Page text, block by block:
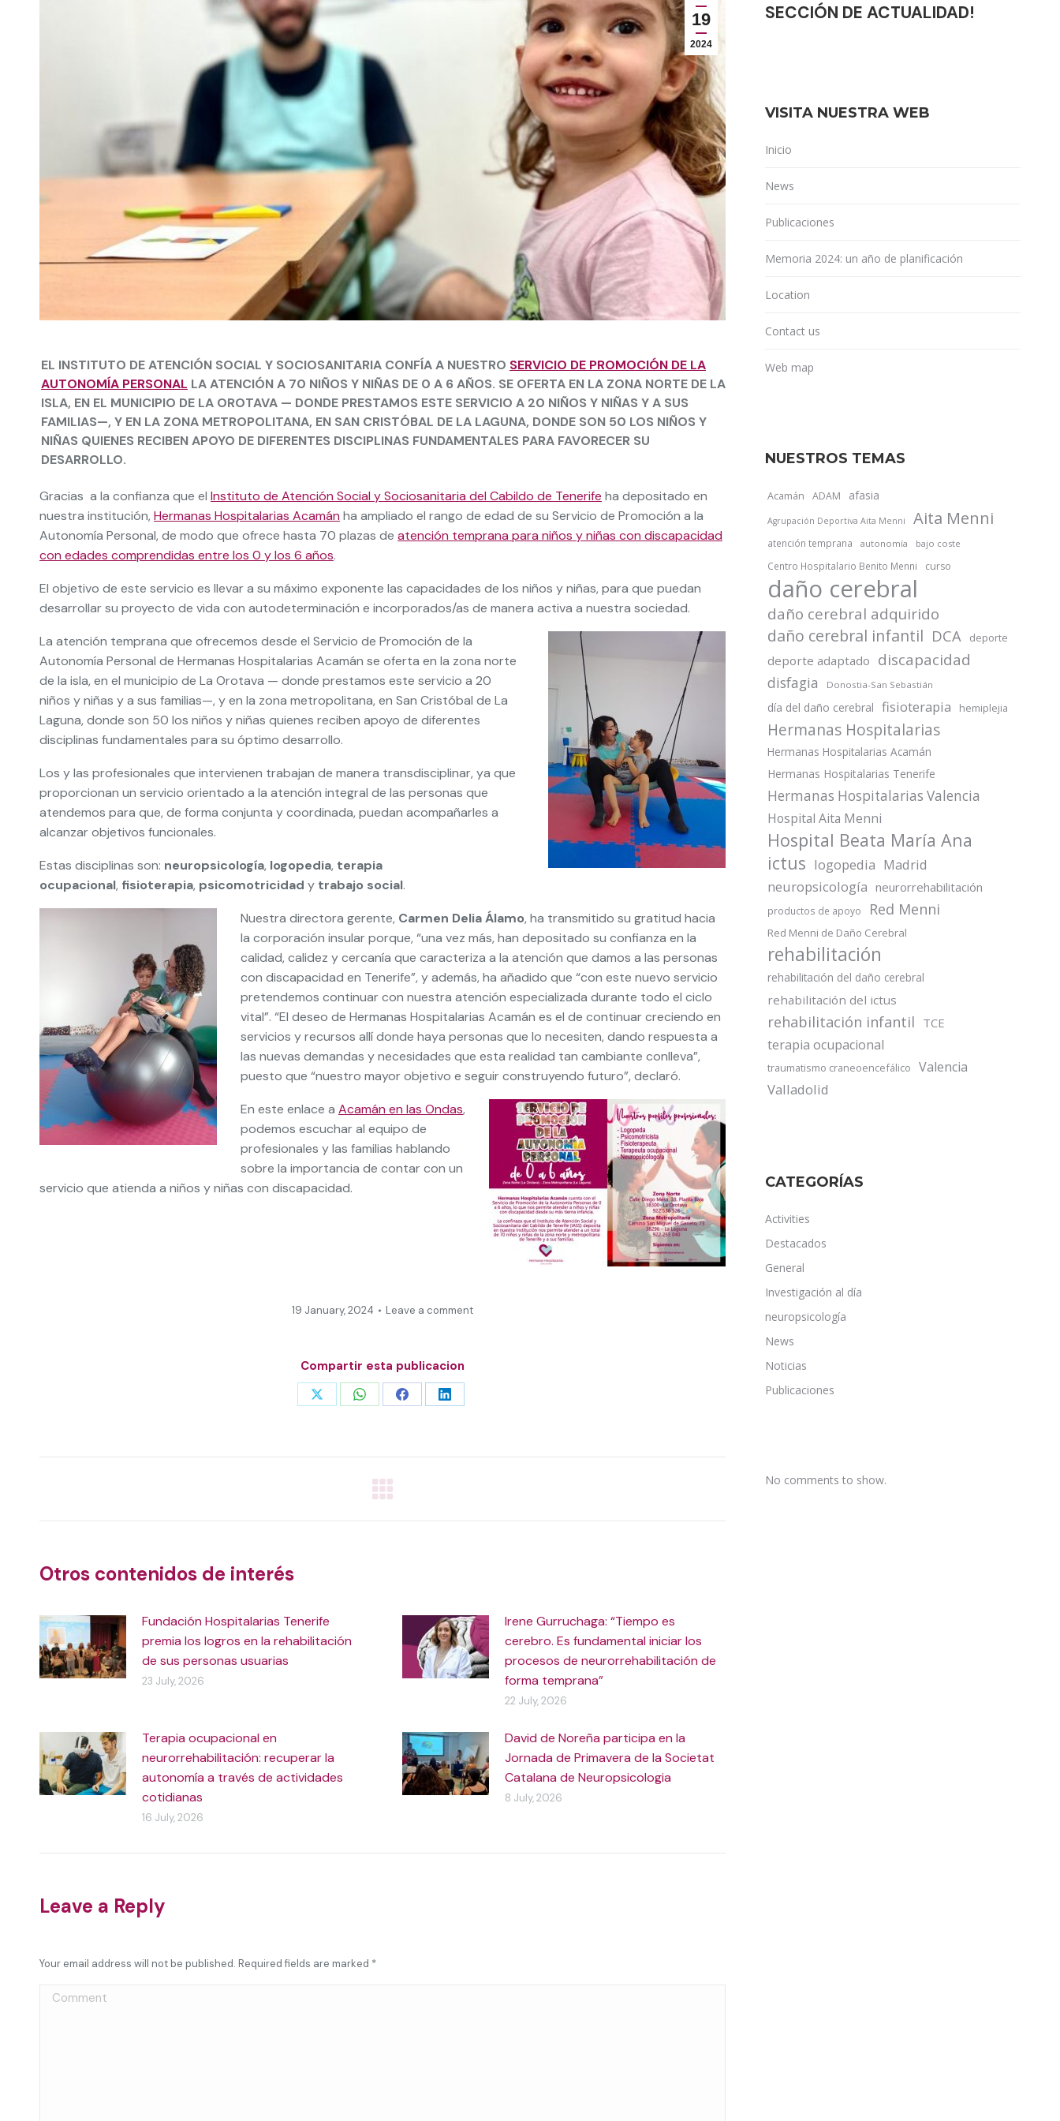
19
2024
EL INSTITUTO DE ATENCIÓN SOCIAL Y SOCIOSANITARIA CONFÍA A NUESTRO SERVICIO DE PROMOCIÓN DE LA
AUTONOMÍA PERSONAL LA ATENCIÓN A 70 NIÑOS Y NIÑAS DE 0 A 6 AÑOS. SE OFERTA EN LA ZONA NORTE DE LA
ISLA, EN EL MUNICIPIO DE LA OROTAVA — DONDE PRESTAMOS ESTE SERVICIO A 20 NIÑOS Y NIÑAS Y A SUS
FAMILIAS—, Y EN LA ZONA METROPOLITANA, EN SAN CRISTÓBAL DE LA LAGUNA, DONDE SON 50 LOS NIÑOS Y
NIÑAS QUIENES RECIBEN APOYO DE DIFERENTES DISCIPLINAS FUNDAMENTALES PARA FAVORECER SU
DESARROLLO.
Gracias a la confianza que el Instituto de Atención Social y Sociosanitaria del Cabildo de Tenerife ha depositado en
nuestra institución, Hermanas Hospitalarias Acamán ha ampliado el rango de edad de su Servicio de Promoción a la
Autonomía Personal, de modo que ofrece hasta 70 plazas de atención temprana para niños y niñas con discapacidad
con edades comprendidas entre los 0 y los 6 años.
El objetivo de este servicio es llevar a su máximo exponente las capacidades de los niños y niñas, para que puedan
desarrollar su proyecto de vida con autodeterminación e incorporados/as de manera activa a nuestra sociedad.
La atención temprana que ofrecemos desde el Servicio de Promoción de la
Autonomía Personal de Hermanas Hospitalarias Acamán se oferta en la zona norte
de la isla, en el municipio de La Orotava — donde prestamos este servicio a 20
niños y niñas y a sus familias—, y en la zona metropolitana, en San Cristóbal de La
Laguna, donde son 50 los niños y niñas quienes reciben apoyo de diferentes
disciplinas fundamentales para su óptimo desarrollo.
Los y las profesionales que intervienen trabajan de manera transdisciplinar, ya que
proporcionan un servicio orientado a la atención integral de las personas que
atendemos para que, de forma conjunta y coordinada, puedan acompañarles a
alcanzar objetivos funcionales.
Estas disciplinas son: neuropsicología, logopedia, terapia
ocupacional, fisioterapia, psicomotricidad y trabajo social.
Nuestra directora gerente, Carmen Delia Álamo, ha transmitido su gratitud hacia
la corporación insular porque, “una vez más, han depositado su confianza en la
calidad, calidez y cercanía que caracteriza a la atención que damos a las personas
con discapacidad en Tenerife”, y además, ha añadido que “con este nuevo servicio
pretendemos continuar con nuestra atención especializada durante todo el ciclo
vital”. “El deseo de Hermanas Hospitalarias Acamán es el de continuar creciendo en
servicios y recursos allí donde haya personas que lo necesiten, dando respuesta a
las nuevas demandas y necesidades que esta realidad tan cambiante conlleva”,
puesto que “nuestro mayor objetivo e seguir construyendo futuro”, declaró.
En este enlace a Acamán en las Ondas,
podemos escuchar al equipo de
profesionales y las familias hablando
sobre la importancia de contar con un
servicio que atienda a niños y niñas con discapacidad.
19 January, 2024 Leave a comment
Compartir esta publicacion
Share Share Share Share
Otros contenidos de interés
Fundación Hospitalarias Tenerife
premia los logros en la rehabilitación
de sus personas usuarias
23 July, 2026
Irene Gurruchaga: “Tiempo es
cerebro. Es fundamental iniciar los
procesos de neurorrehabilitación de
forma temprana”
22 July, 2026
Terapia ocupacional en
neurorrehabilitación: recuperar la
autonomía a través de actividades
cotidianas
16 July, 2026
David de Noreña participa en la
Jornada de Primavera de la Societat
Catalana de Neuropsicologia
8 July, 2026
Leave a Reply
Your email address will not be published. Required fields are marked *
Comment
SECCIÓN DE ACTUALIDAD!
VISITA NUESTRA WEB
Inicio
News
Publicaciones
Memoria 2024: un año de planificación
Location
Contact us
Web map
NUESTROS TEMAS
Acamán ADAM afasia
Agrupación Deportiva Aita Menni Aita Menni
atención temprana autonomía bajo coste
Centro Hospitalario Benito Menni curso
daño cerebral
daño cerebral adquirido
daño cerebral infantil DCA deporte
deporte adaptado discapacidad
disfagia Donostia-San Sebastián
día del daño cerebral fisioterapia hemiplejia
Hermanas Hospitalarias
Hermanas Hospitalarias Acamán
Hermanas Hospitalarias Tenerife
Hermanas Hospitalarias Valencia
Hospital Aita Menni
Hospital Beata María Ana
ictus logopedia Madrid
neuropsicología neurorrehabilitación
productos de apoyo Red Menni
Red Menni de Daño Cerebral
rehabilitación
rehabilitación del daño cerebral
rehabilitación del ictus
rehabilitación infantil TCE
terapia ocupacional
traumatismo craneoencefálico Valencia
Valladolid
CATEGORÍAS
Activities
Destacados
General
Investigación al día
neuropsicología
News
Noticias
Publicaciones
No comments to show.